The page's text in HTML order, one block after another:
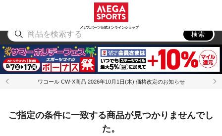
メガスポーツ公式オンラインショップ
アウトドア
検索
ワコール CW-X商品 2026年10月1日(木) 価格改定のお知らせ
ご指定の条件に一致する商品が見つかりませんでし
た。